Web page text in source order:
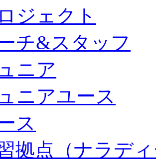
ジェクト
チ&スタッフ
ニア
ニアユース
ス
拠点（ナラデ